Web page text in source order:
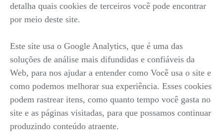
detalha quais cookies de terceiros você pode encontrar
por meio deste site.
Este site usa o Google Analytics, que é uma das
soluções de análise mais difundidas e confiáveis da
Web, para nos ajudar a entender como Você usa o site e
como podemos melhorar sua experiência. Esses cookies
podem rastrear itens, como quanto tempo você gasta no
site e as páginas visitadas, para que possamos continuar
produzindo conteúdo atraente.